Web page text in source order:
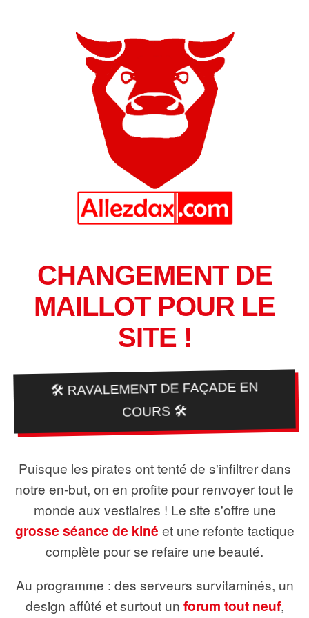
CHANGEMENT DE
MAILLOT POUR LE
SITE !
🛠️ RAVALEMENT DE FAÇADE EN
COURS 🛠️
Puisque les pirates ont tenté de s'infiltrer dans
notre en-but, on en profite pour renvoyer tout le
monde aux vestiaires ! Le site s'offre une
grosse séance de kiné et une refonte tactique
complète pour se refaire une beauté.
Au programme : des serveurs survitaminés, un
design affûté et surtout un forum tout neuf,